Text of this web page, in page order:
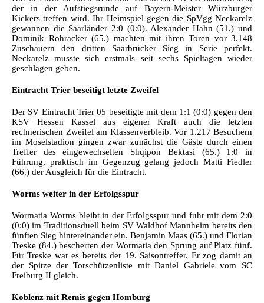
der in der Aufstiegsrunde auf Bayern-Meister Würzburger
Kickers treffen wird. Ihr Heimspiel gegen die SpVgg Neckarelz
gewannen die Saarländer 2:0 (0:0). Alexander Hahn (51.) und
Dominik Rohracker (65.) machten mit ihren Toren vor 3.148
Zuschauern den dritten Saarbrücker Sieg in Serie perfekt.
Neckarelz musste sich erstmals seit sechs Spieltagen wieder
geschlagen geben.
Eintracht Trier beseitigt letzte Zweifel
Der SV Eintracht Trier 05 beseitigte mit dem 1:1 (0:0) gegen den
KSV Hessen Kassel aus eigener Kraft auch die letzten
rechnerischen Zweifel am Klassenverbleib. Vor 1.217 Besuchern
im Moselstadion gingen zwar zunächst die Gäste durch einen
Treffer des eingewechselten Shqipon Bektasi (65.) 1:0 in
Führung, praktisch im Gegenzug gelang jedoch Matti Fiedler
(66.) der Ausgleich für die Eintracht.
Worms weiter in der Erfolgsspur
Wormatia Worms bleibt in der Erfolgsspur und fuhr mit dem 2:0
(0:0) im Traditionsduell beim SV Waldhof Mannheim bereits den
fünften Sieg hintereinander ein. Benjamin Maas (65.) und Florian
Treske (84.) bescherten der Wormatia den Sprung auf Platz fünf.
Für Treske war es bereits der 19. Saisontreffer. Er zog damit an
der Spitze der Torschützenliste mit Daniel Gabriele vom SC
Freiburg II gleich.
Koblenz mit Remis gegen Homburg